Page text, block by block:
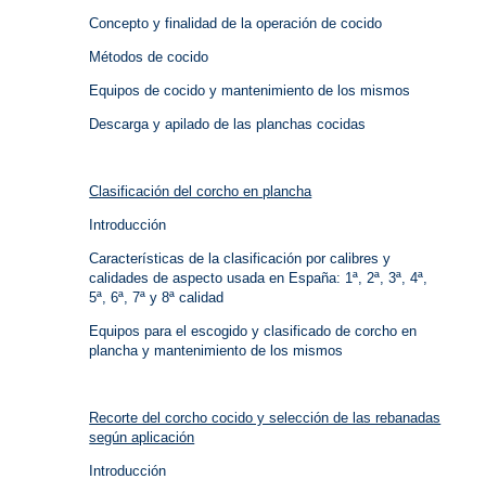
Concepto y finalidad de la operación de cocido
Métodos de cocido
Equipos de cocido y mantenimiento de los mismos
Descarga y apilado de las planchas cocidas
Clasificación del corcho en plancha
Introducción
Características de la clasificación por calibres y
calidades de aspecto usada en España: 1ª, 2ª, 3ª, 4ª,
5ª, 6ª, 7ª y 8ª calidad
Equipos para el escogido y clasificado de corcho en
plancha y mantenimiento de los mismos
Recorte del corcho cocido y selección de las rebanadas
según aplicación
Introducción